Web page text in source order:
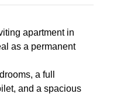
apartment in
as a permanent
a full
and a spacious